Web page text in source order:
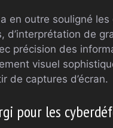
en outre souligné
d’interprétation de
précision des
visuel
de captures d’écran.
pour les